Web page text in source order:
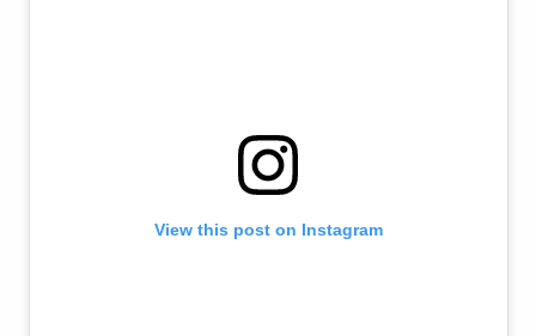
View this post on Instagram